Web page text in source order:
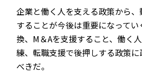
企業と働く人を支える政策から
することが今後は重要になって
換、M＆Aを支援すること、働く
練、転職支援で後押しする政策に
べきだ。